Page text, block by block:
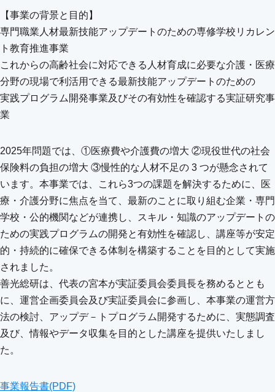
【事業の背景と目的】
専門職業人材最新技能アップデートのための専修学校リカレン
ト教育推進事業
これからの高齢社会に対応できる人材育成に必要な介護・医療
分野の現場で利活用できる最新技能アップデートのための
実践プログラム開発事業及びその有効性を確認する実証研究事
業
2025年問題では、①医療費や介護費の増大 ②現役世代の社会
保険料の負担の増大 ③慢性的な人材不足の 3 つが懸念されて
います。本事業では、これら3つの課題を解決するために、医
療・介護分野に焦点を当て、最新のことに取り組む企業・専門
学校・公的機関などが連携し、スキル・知識のアップデートの
ための実践プログラムの開発と有効性を確認し、講座等が安定
的・持続的に確保できる体制を構築することを目的として実施
されました。
善光総研は、代表の宮本が実証委員会委員長を務めるととも
に、運営企画委員会及び実証委員会に参画し、本事業の運営方
法の検討、アップデ－トプログラム開発するために、実態調査
及び、情報やデータ収集を目的とした講座を提供いたしまし
た。
事業報告書(PDF)